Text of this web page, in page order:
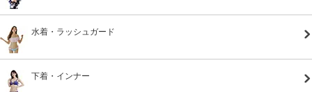
水着・ラッシュガード
下着・インナー